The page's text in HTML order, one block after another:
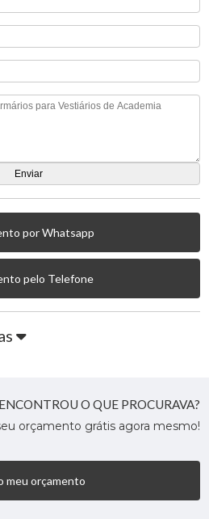
por Whatsapp
pelo Telefone
ENCONTROU O QUE PROCURAVA?
orçamento grátis agora mesmo!
meu orçamento